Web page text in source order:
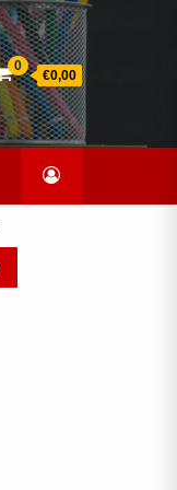
0
€0,00